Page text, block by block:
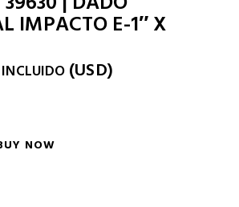
IMPACTO E-1″ X
(USD)
NOW